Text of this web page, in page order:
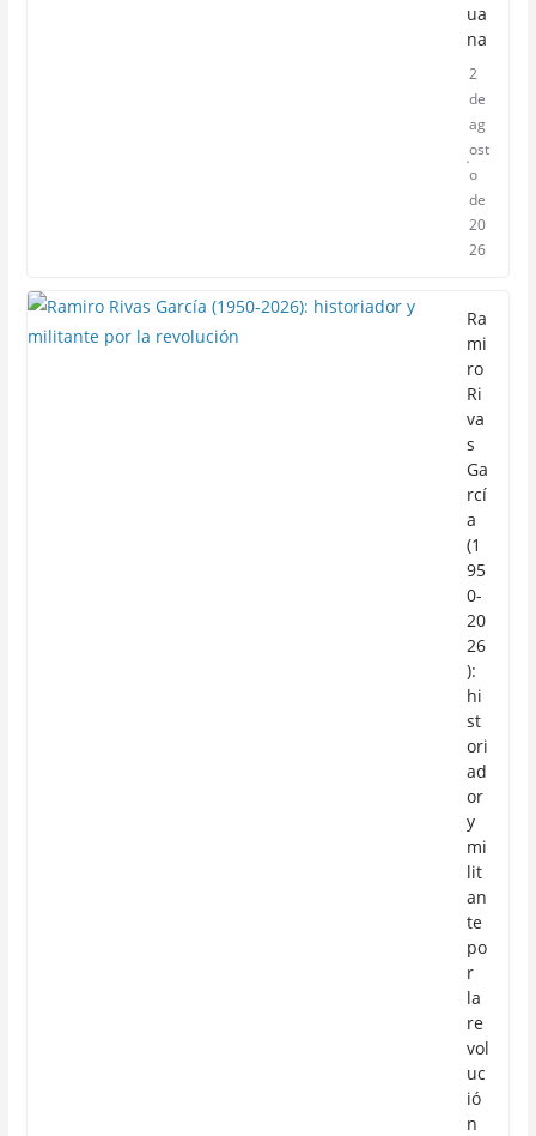
ua
na
2
de
ag
ost
o
de
20
26
Ra
mi
ro
Ri
va
s
Ga
rcí
a
(1
95
0-
20
26
):
hi
st
ori
ad
or
y
mi
lit
an
te
po
r
la
re
vol
uc
ió
n